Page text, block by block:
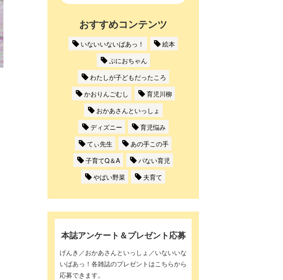
おすすめコンテンツ
いないいないばあっ！
絵本
ぷにおちゃん
わたしが子どもだったころ
かおりんごむし
育児川柳
おかあさんといっしょ
ディズニー
育児悩み
てぃ先生
あの手この手
子育てQ＆A
パない育児
やばい野菜
夫育て
本誌アンケート＆プレゼント応募
げんき／おかあさんといっしょ／いないいな
いばあっ！各雑誌のプレゼントはこちらから
応募できます。